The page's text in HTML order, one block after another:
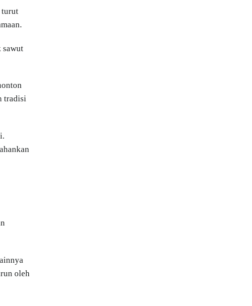
turut
sawut
tradisi
oleh